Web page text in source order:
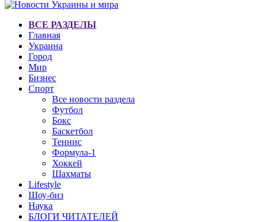
ВСЕ РАЗДЕЛЫ
Главная
Украина
Город
Мир
Бизнес
Спорт
Все новости раздела
Футбол
Бокс
Баскетбол
Теннис
Формула-1
Хоккей
Шахматы
Lifestyle
Шоу-биз
Наука
БЛОГИ ЧИТАТЕЛЕЙ